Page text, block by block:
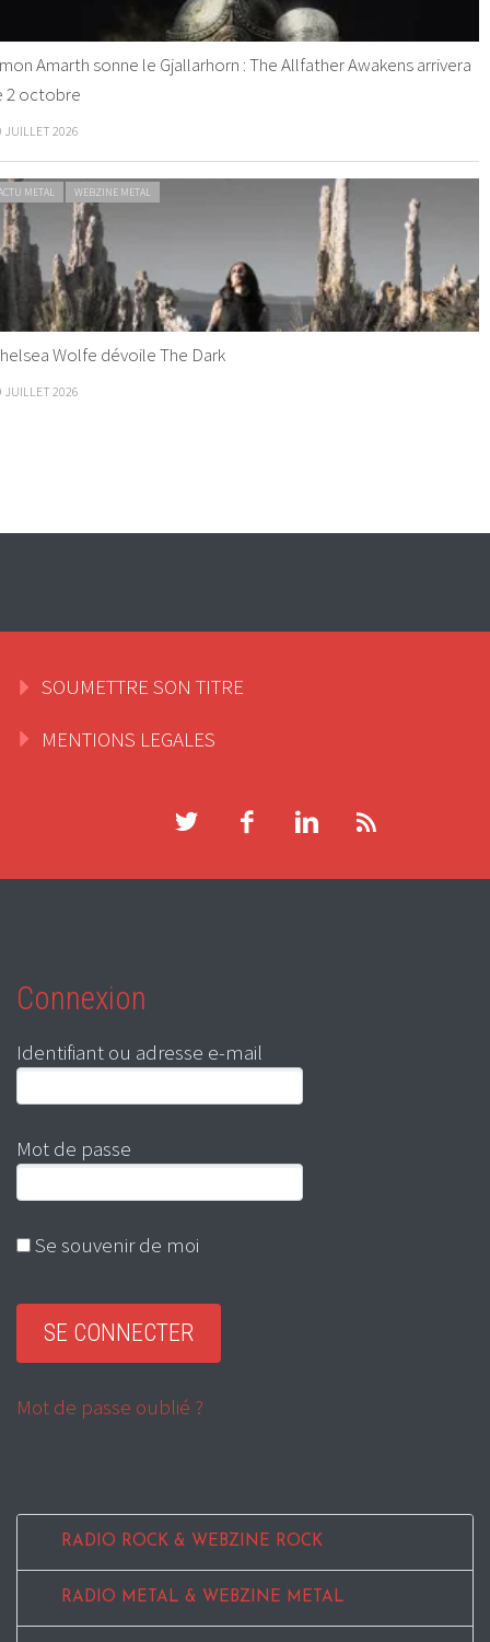
Amarth sonne le Gjallarhorn : The Allfather Awakens arrivera
2 octobre
JUILLET 2026
METAL WEBZINE METAL
Wolfe dévoile The Dark
JUILLET 2026
SOUMETTRE SON TITRE
MENTIONS LEGALES
Connexion
Identifiant ou adresse e-mail
Mot de passe
Se souvenir de moi
Mot de passe oublié ?
RADIO ROCK & WEBZINE ROCK
RADIO METAL & WEBZINE METAL